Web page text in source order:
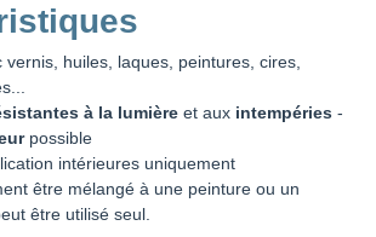
vernis, huiles, laques, peintures, cires,
à la lumière et aux intempéries -
possible
intérieures uniquement
être mélangé à une peinture ou un
être utilisé seul.